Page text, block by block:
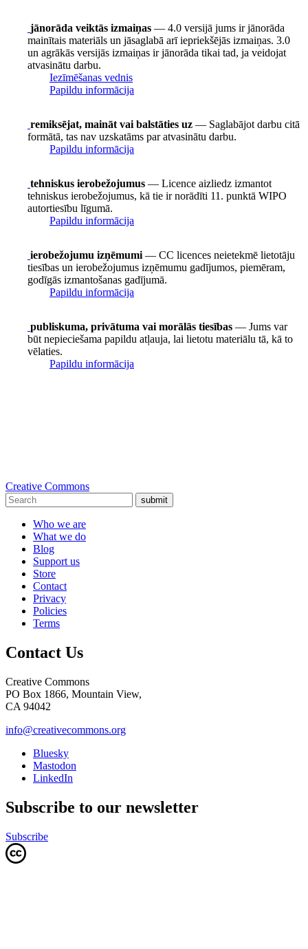
jānorāda veiktās izmaiņas — 4.0 versijā jums ir jānorāda
mainītais materiāls un jāsaglabā arī iepriekšējās izmaiņas. 3.0
un agrākās versijās izmaiņas ir jānorāda tikai tad, ja veidojat
atvasinātu darbu.
Iezīmēšanas vednis
Papildu informācija
remiksējat, maināt vai balstāties uz — Saglabājot darbu citā
formātā, tas nav uzskatāms par atvasinātu darbu.
Papildu informācija
tehniskus ierobežojumus — Licence aizliedz izmantot
tehniskus ierobežojumus, kā tie ir norādīti 11. punktā WIPO
autortiesību līgumā.
Papildu informācija
ierobežojumu izņēmumi — CC licences neietekmē lietotāju
tiesības un ierobežojumus izņēmumu gadījumos, piemēram,
godīgās izmantošanas gadījumā.
Papildu informācija
publiskuma, privātuma vai morālās tiesības — Jums var
būt nepieciešama papildu atļauja, lai lietotu materiālu tā, kā to
vēlaties.
Papildu informācija
Creative Commons
submit
Who we are
What we do
Blog
Support us
Store
Contact
Privacy
Policies
Terms
Contact Us
Creative Commons
PO Box 1866, Mountain View,
CA 94042
info@creativecommons.org
Bluesky
Mastodon
LinkedIn
Subscribe to our newsletter
Subscribe